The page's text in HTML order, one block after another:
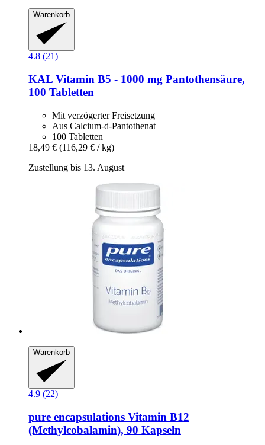
Warenkorb
4.8 (21)
KAL Vitamin B5 -​ 1000 mg Pantothensäure,
100 Tabletten
Mit verzögerter Freisetzung
Aus Calcium-d-Pantothenat
100 Tabletten
18,49 € (116,29 € / kg)
Zustellung bis 13. August
Warenkorb
4.9 (22)
pure encapsulations Vitamin B12
(Methylcobalamin), 90 Kapseln